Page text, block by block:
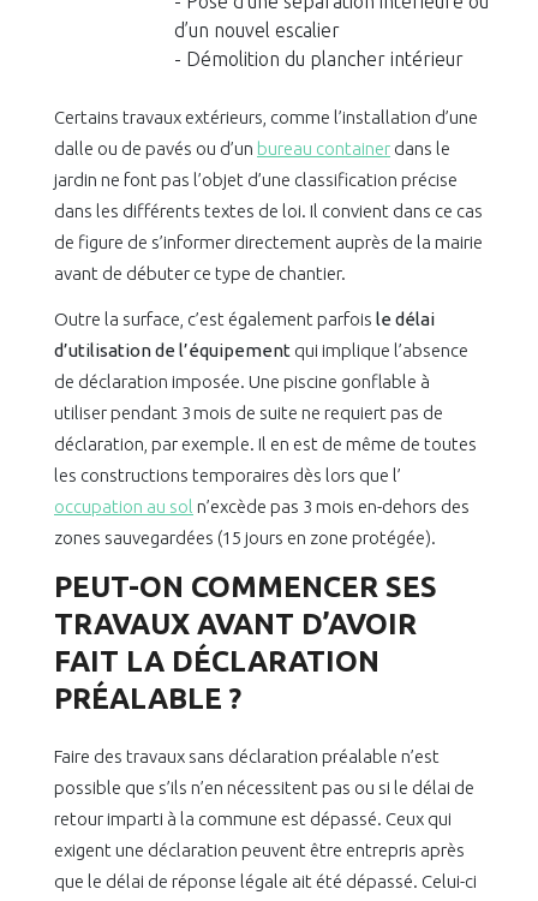
d’un nouvel escalier
- Démolition du plancher intérieur
Certains travaux extérieurs, comme l’installation d’une
dalle ou de pavés ou d’un bureau container dans le
jardin ne font pas l’objet d’une classification précise
dans les différents textes de loi. Il convient dans ce cas
de figure de s’informer directement auprès de la mairie
avant de débuter ce type de chantier.
Outre la surface, c’est également parfois le délai
d’utilisation de l’équipement qui implique l’absence
de déclaration imposée. Une piscine gonflable à
utiliser pendant 3 mois de suite ne requiert pas de
déclaration, par exemple. Il en est de même de toutes
les constructions temporaires dès lors que l’
occupation au sol n’excède pas 3 mois en-dehors des
zones sauvegardées (15 jours en zone protégée).
PEUT-ON COMMENCER SES
TRAVAUX AVANT D’AVOIR
FAIT LA DÉCLARATION
PRÉALABLE ?
Faire des travaux sans déclaration préalable n’est
possible que s’ils n’en nécessitent pas ou si le délai de
retour imparti à la commune est dépassé. Ceux qui
exigent une déclaration peuvent être entrepris après
que le délai de réponse légale ait été dépassé. Celui-ci